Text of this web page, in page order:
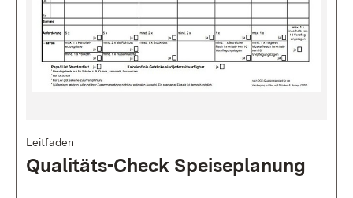
Leitfaden
Qualitäts-Check Speiseplanung